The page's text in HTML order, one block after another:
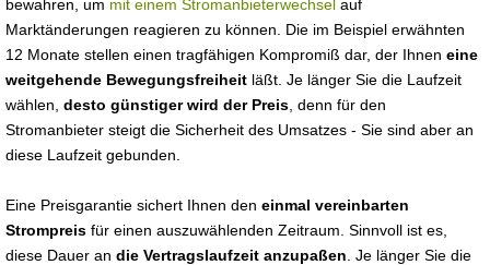
bewahren, um mit einem Stromanbieterwechsel auf
Marktänderungen reagieren zu können. Die im Beispiel erwähnten
12 Monate stellen einen tragfähigen Kompromiß dar, der Ihnen eine
weitgehende Bewegungsfreiheit läßt. Je länger Sie die Laufzeit
wählen, desto günstiger wird der Preis , denn für den
Stromanbieter steigt die Sicherheit des Umsatzes - Sie sind aber an
diese Laufzeit gebunden.
Eine Preisgarantie sichert Ihnen den einmal vereinbarten
Strompreis für einen auszuwählenden Zeitraum. Sinnvoll ist es,
diese Dauer an die Vertragslaufzeit anzupaßen . Je länger Sie die